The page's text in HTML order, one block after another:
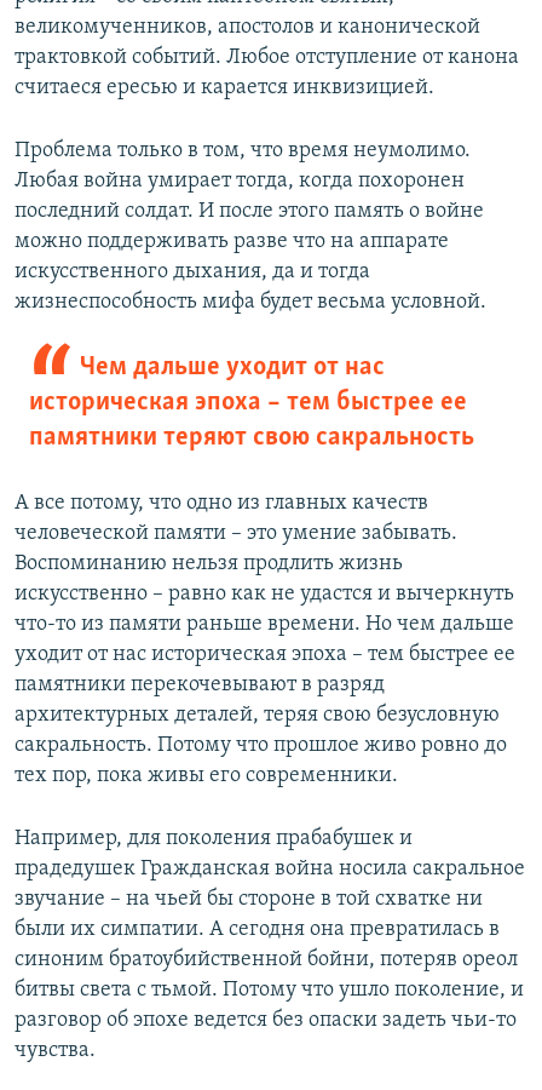
великомученников, апостолов и канонической
трактовкой событий. Любое отступление от канона
считаеся ересью и карается инквизицией.
Проблема только в том, что время неумолимо.
Любая война умирает тогда, когда похоронен
последний солдат. И после этого память о войне
можно поддерживать разве что на аппарате
искусственного дыхания, да и тогда
жизнеспособность мифа будет весьма условной.
Чем дальше уходит от нас
историческая эпоха – тем быстрее ее
памятники теряют свою сакральность
А все потому, что одно из главных качеств
человеческой памяти – это умение забывать.
Воспоминанию нельзя продлить жизнь
искусственно – равно как не удастся и вычеркнуть
что-то из памяти раньше времени. Но чем дальше
уходит от нас историческая эпоха – тем быстрее ее
памятники перекочевывают в разряд
архитектурных деталей, теряя свою безусловную
сакральность. Потому что прошлое живо ровно до
тех пор, пока живы его современники.
Например, для поколения прабабушек и
прадедушек Гражданская война носила сакральное
звучание – на чьей бы стороне в той схватке ни
были их симпатии. А сегодня она превратилась в
синоним братоубийственной бойни, потеряв ореол
битвы света с тьмой. Потому что ушло поколение, и
разговор об эпохе ведется без опаски задеть чьи-то
чувства.